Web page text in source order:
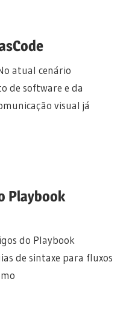
atual cenário
de software e da
visual já
Playbook
do Playbook
de sintaxe para fluxos